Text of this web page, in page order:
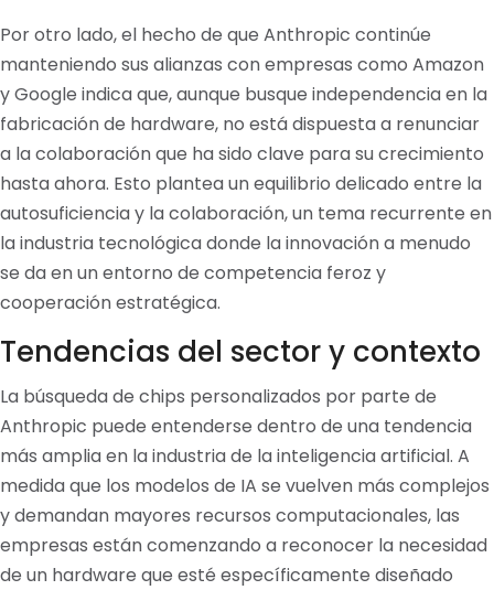
Por otro lado, el hecho de que Anthropic continúe
manteniendo sus alianzas con empresas como Amazon
y Google indica que, aunque busque independencia en la
fabricación de hardware, no está dispuesta a renunciar
a la colaboración que ha sido clave para su crecimiento
hasta ahora. Esto plantea un equilibrio delicado entre la
autosuficiencia y la colaboración, un tema recurrente en
la industria tecnológica donde la innovación a menudo
se da en un entorno de competencia feroz y
cooperación estratégica.
Tendencias del sector y contexto
La búsqueda de chips personalizados por parte de
Anthropic puede entenderse dentro de una tendencia
más amplia en la industria de la inteligencia artificial. A
medida que los modelos de IA se vuelven más complejos
y demandan mayores recursos computacionales, las
empresas están comenzando a reconocer la necesidad
de un hardware que esté específicamente diseñado